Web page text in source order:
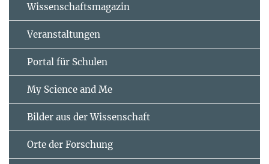
Wissenschaftsmagazin
Veranstaltungen
Portal für Schulen
My Science and Me
Bilder aus der Wissenschaft
Orte der Forschung